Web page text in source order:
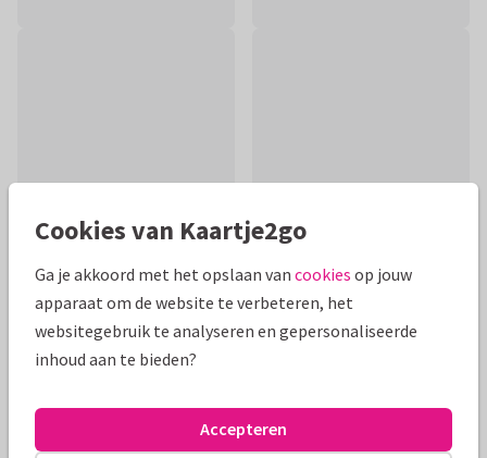
Productinformatie
Verjaardagskaart met daarop het heelal met planeten, ufo,
Cookies van Kaartje2go
Ga je akkoord met het opslaan van cookies op jouw
apparaat om de website te verbeteren, het
websitegebruik te analyseren en gepersonaliseerde
inhoud aan te bieden?
Accepteren